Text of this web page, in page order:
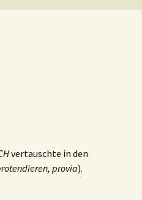
vertauschte in den
provia).